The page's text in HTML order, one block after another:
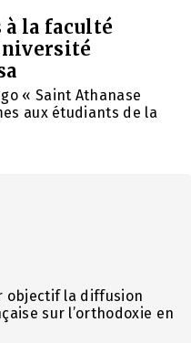
à la faculté
« Saint Athanase
aux étudiants de la
objectif la diffusion
sur l’orthodoxie en